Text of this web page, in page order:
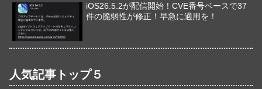
iOS26.5.2が配信開始！CVE番号ベースで37
件の脆弱性が修正！早急に適用を！
人気記事トップ５